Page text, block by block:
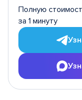
Полную
за 1 минуту